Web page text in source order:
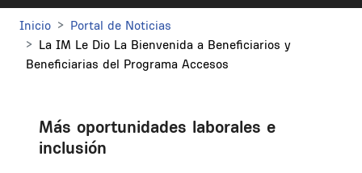
Inicio
Portal de Noticias
La IM Le Dio La Bienvenida a Beneficiarios y
Beneficiarias del Programa Accesos
Más oportunidades laborales e
inclusión